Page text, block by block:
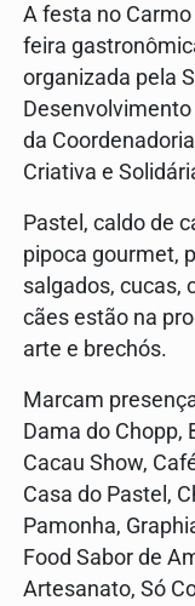
A festa no
feira
organizada pela
da
Criativa e
Pastel, caldo de
pipoca gourmet,
salgados, cucas,
cães estão na
arte e brechós.
Marcam
Dama do Chopp,
Cacau Show,
Casa do Pastel,
Pamonha,
Food Sabor de
Artesanato, Só